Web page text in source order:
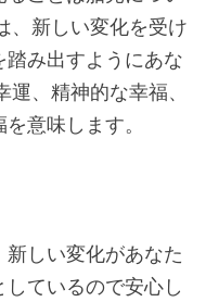
、新しい変化を受け
み出すようにあな
、精神的な幸福、
意味します。
しい変化があなた
ているので安心し